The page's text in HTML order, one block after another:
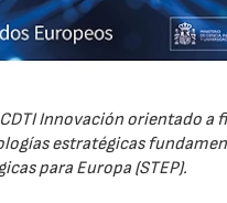
Innovación orientado a
estratégicas
para Europa (STEP).